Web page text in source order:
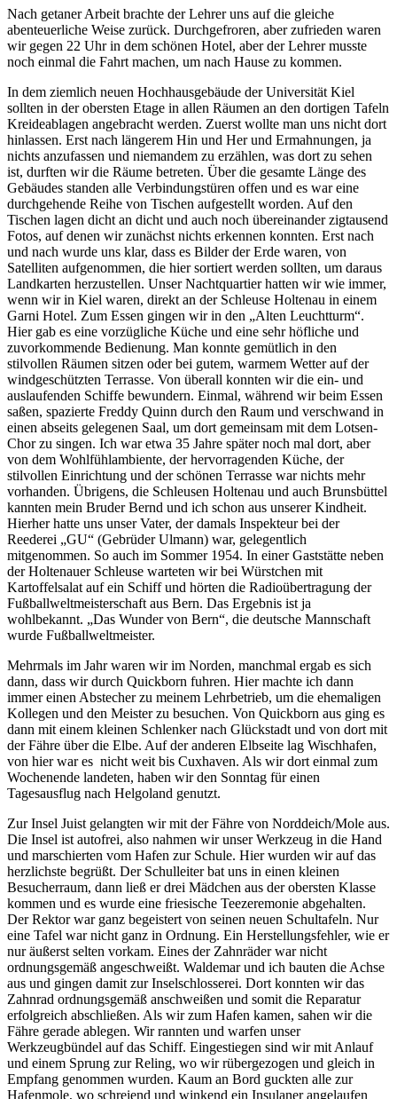
Nach getaner Arbeit brachte der Lehrer uns auf die gleiche
abenteuerliche Weise zurück. Durchgefroren, aber zufrieden waren
wir gegen 22 Uhr in dem schönen Hotel, aber der Lehrer musste
noch einmal die Fahrt machen, um nach Hause zu kommen.
In dem ziemlich neuen Hochhausgebäude der Universität Kiel
sollten in der obersten Etage in allen Räumen an den dortigen Tafeln
Kreideablagen angebracht werden. Zuerst wollte man uns nicht dort
hinlassen. Erst nach längerem Hin und Her und Ermahnungen, ja
nichts anzufassen und niemandem zu erzählen, was dort zu sehen
ist, durften wir die Räume betreten. Über die gesamte Länge des
Gebäudes standen alle Verbindungstüren offen und es war eine
durchgehende Reihe von Tischen aufgestellt worden. Auf den
Tischen lagen dicht an dicht und auch noch übereinander zigtausend
Fotos, auf denen wir zunächst nichts erkennen konnten. Erst nach
und nach wurde uns klar, dass es Bilder der Erde waren, von
Satelliten aufgenommen, die hier sortiert werden sollten, um daraus
Landkarten herzustellen. Unser Nachtquartier hatten wir wie immer,
wenn wir in Kiel waren, direkt an der Schleuse Holtenau in einem
Garni Hotel. Zum Essen gingen wir in den
Alten Leuchtturm .
Hier gab es eine vorzügliche Küche und eine sehr höfliche und
zuvorkommende Bedienung. Man konnte gemütlich in den
stilvollen Räumen sitzen oder bei gutem, warmem Wetter auf der
windgeschützten Terrasse. Von überall konnten wir die ein- und
auslaufenden Schiffe bewundern. Einmal, während wir beim Essen
saßen, spazierte Freddy Quinn durch den Raum und verschwand in
einen abseits gelegenen Saal, um dort gemeinsam mit dem Lotsen-
Chor zu singen. Ich war etwa 35 Jahre später noch mal dort, aber
von dem Wohlfühlambiente, der hervorragenden Küche, der
stilvollen Einrichtung und der schönen Terrasse war nichts mehr
vorhanden. Übrigens, die Schleusen Holtenau und auch Brunsbüttel
kannten mein Bruder Bernd und ich schon aus unserer Kindheit.
Hierher hatte uns unser Vater, der damals Inspekteur bei der
Reederei
GU
(Gebrüder Ulmann) war, gelegentlich
mitgenommen. So auch im Sommer 1954. In einer Gaststätte neben
der Holtenauer Schleuse warteten wir bei Würstchen mit
Kartoffelsalat auf ein Schiff und hörten die Radioübertragung der
Fußballweltmeisterschaft aus Bern. Das Ergebnis ist ja
wohlbekannt.
Das Wunder von Bern , die deutsche Mannschaft
wurde Fußballweltmeister.
Mehrmals im Jahr waren wir im Norden, manchmal ergab es sich
dann, dass wir durch Quickborn fuhren. Hier machte ich dann
immer einen Abstecher zu meinem Lehrbetrieb, um die ehemaligen
Kollegen und den Meister zu besuchen. Von Quickborn aus ging es
dann mit einem kleinen Schlenker nach Glückstadt und von dort mit
der Fähre über die Elbe. Auf der anderen Elbseite lag Wischhafen,
von hier war es nicht weit bis Cuxhaven. Als wir dort einmal zum
Wochenende landeten, haben wir den Sonntag für einen
Tagesausflug nach Helgoland genutzt.
Zur Insel Juist gelangten wir mit der Fähre von Norddeich/Mole aus.
Die Insel ist autofrei, also nahmen wir unser Werkzeug in die Hand
und marschierten vom Hafen zur Schule. Hier wurden wir auf das
herzlichste begrüßt. Der Schulleiter bat uns in einen kleinen
Besucherraum, dann ließ er drei Mädchen aus der obersten Klasse
kommen und es wurde eine friesische Teezeremonie abgehalten.
Der Rektor war ganz begeistert von seinen neuen Schultafeln. Nur
eine Tafel war nicht ganz in Ordnung. Ein Herstellungsfehler, wie er
nur äußerst selten vorkam. Eines der Zahnräder war nicht
ordnungsgemäß angeschweißt. Waldemar und ich bauten die Achse
aus und gingen damit zur Inselschlosserei. Dort konnten wir das
Zahnrad ordnungsgemäß anschweißen und somit die Reparatur
erfolgreich abschließen. Als wir zum Hafen kamen, sahen wir die
Fähre gerade ablegen. Wir rannten und warfen unser
Werkzeugbündel auf das Schiff. Eingestiegen sind wir mit Anlauf
und einem Sprung zur Reling, wo wir rübergezogen und gleich in
Empfang genommen wurden. Kaum an Bord guckten alle zur
Hafenmole, wo schreiend und winkend ein Insulaner angelaufen